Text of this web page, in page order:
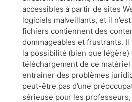
accessibles à partir de sites
logiciels malveillants, et il
fichiers contiennent des
dommageables et frustrants. Il
la possibilité (bien que légère)
téléchargement de ce
entraîner des problèmes
peut-être pas d’une
sérieuse pour les